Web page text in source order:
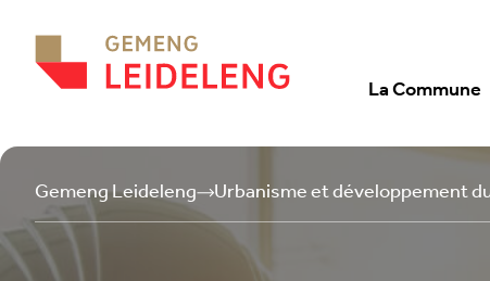
La Commune
Gemeng Leideleng Urbanisme et développement